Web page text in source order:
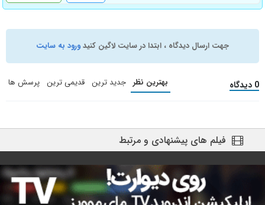
جهت ارسال دیدگاه ، ابتدا در سایت لاگین کنیدورود به سایت
0 دیدگاه بهترین نظر جدید ترین قدیمی ترین پرسش ها
فیلم های پیشنهادی و مرتبط